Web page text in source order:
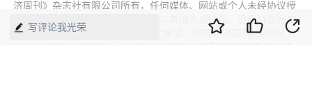
济周刊》杂志社有限公司所有，任何媒体、网站或个人未经协议授
权不得转载、摘编、链接、转贴或以其他方式使用。已经协议授权
的，在下载、转载使用时必须注明“来源：中国经济周刊-经济网”、
写评论我光荣